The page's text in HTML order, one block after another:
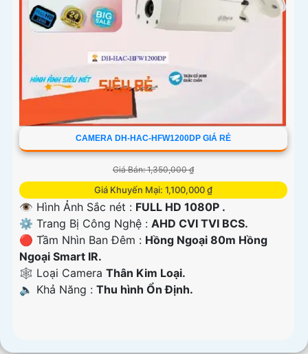
CAMERA DH-HAC-HFW1200DP GIÁ RẺ
Giá Bán: 1,350,000 ₫
Giá Khuyến Mại: 1,100,000 ₫
👁 Hình Ảnh Sắc nét : FULL HD 1080P .
⚙ Trang Bị Công Nghệ : AHD CVI TVI BCS.
🔴 Tầm Nhìn Ban Đêm : Hồng Ngoại 80m Hồng
Ngoại Smart IR.
🕸️ Loại Camera Thân Kim Loại.
️🔈 Khả Năng : Thu hình Ổn Định.